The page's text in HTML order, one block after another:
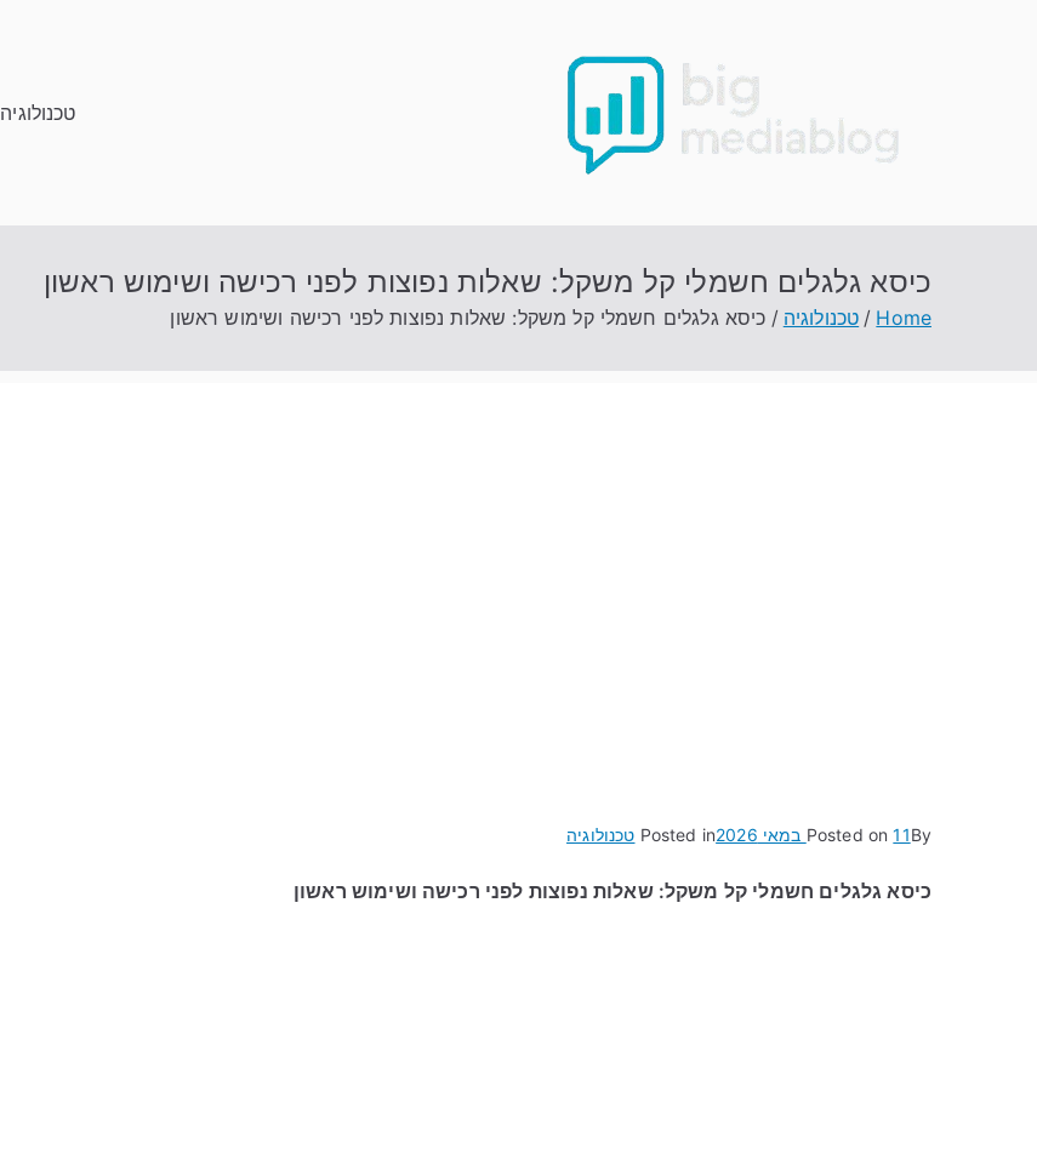
טכנולוגיה
כיסא גלגלים חשמלי קל משקל: שאלות נפוצות לפני רכישה ושימוש ראשון
Home טכנולוגיה כיסא גלגלים חשמלי קל משקל: שאלות נפוצות לפני רכישה ושימוש ראשון
By
Posted on11 במאי 2026 Posted in טכנולוגיה
כיסא גלגלים חשמלי קל משקל: שאלות נפוצות לפני רכישה ושימוש ראשון